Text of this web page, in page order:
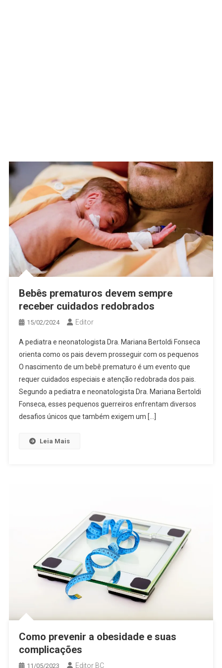
Bebês prematuros devem sempre
receber cuidados redobrados
15/02/2024 Editor
A pediatra e neonatologista Dra. Mariana Bertoldi Fonseca
orienta como os pais devem prosseguir com os pequenos
O nascimento de um bebê prematuro é um evento que
requer cuidados especiais e atenção redobrada dos pais.
Segundo a pediatra e neonatologista Dra. Mariana Bertoldi
Fonseca, esses pequenos guerreiros enfrentam diversos
desafios únicos que também exigem um […]
Leia Mais
Como prevenir a obesidade e suas
complicações
11/05/2023 Editor BC